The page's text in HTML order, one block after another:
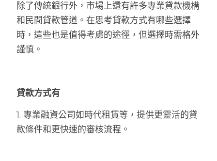
除了傳統銀行外，市場上還有許多專業貸款機構
和民間貸款管道。在思考貸款方式有哪些選擇
時，這些也是值得考慮的途徑，但選擇時需格外
謹慎。
貸款方式有
1. 專業融資公司如時代租賃等，提供更靈活的貸
款條件和更快速的審核流程。